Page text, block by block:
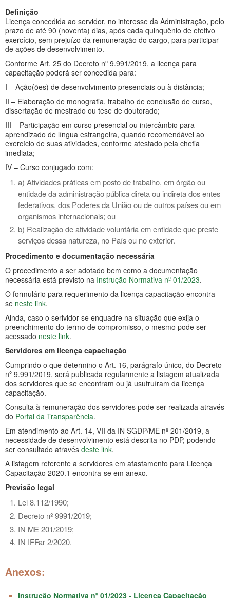
Definição
Licença concedida ao servidor, no interesse da Administração, pelo
prazo de até 90 (noventa) dias, após cada quinquênio de efetivo
exercício, sem prejuízo da remuneração do cargo, para participar
de ações de desenvolvimento.
Conforme Art. 25 do Decreto nº 9.991/2019, a licença para
capacitação poderá ser concedida para:
I – Ação(ões) de desenvolvimento presenciais ou à distância;
II – Elaboração de monografia, trabalho de conclusão de curso,
dissertação de mestrado ou tese de doutorado;
III – Participação em curso presencial ou intercâmbio para
aprendizado de língua estrangeira, quando recomendável ao
exercício de suas atividades, conforme atestado pela chefia
imediata;
IV – Curso conjugado com:
a) Atividades práticas em posto de trabalho, em órgão ou
entidade da administração pública direta ou indireta dos entes
federativos, dos Poderes da União ou de outros países ou em
organismos internacionais; ou
b) Realização de atividade voluntária em entidade que preste
serviços dessa natureza, no País ou no exterior.
Procedimento e documentação necessária
O procedimento a ser adotado bem como a documentação
necessária está previsto na Instrução Normativa nº 01/2023.
O formulário para requerimento da licença capacitação encontra-
se neste link.
Ainda, caso o serividor se enquadre na situação que exija o
preenchimento do termo de compromisso, o mesmo pode ser
acessado neste link.
Servidores em licença capacitação
Cumprindo o que determino o Art. 16, parágrafo único, do Decreto
nº 9.991/2019, será publicada regularmente a listagem atualizada
dos servidores que se encontram ou já usufruíram da licença
capacitação.
Consulta à remuneração dos servidores pode ser realizada através
do Portal da Transparência.
Em atendimento ao Art. 14, VII da IN SGDP/ME nº 201/2019, a
necessidade de desenvolvimento está descrita no PDP, podendo
ser consultado através deste link.
A listagem referente a servidores em afastamento para Licença
Capacitação 2020.1 encontra-se em anexo.
Previsão legal
Lei 8.112/1990;
Decreto nº 9991/2019;
IN ME 201/2019;
IN IFFar 2/2020.
Anexos:
Instrução Normativa nº 01/2023 - Licença Capacitação